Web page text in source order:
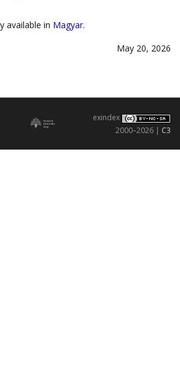
available in Magyar.
May 20, 2026
exindex
2000–2026 | C3